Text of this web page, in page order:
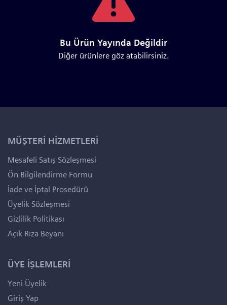
Bu Ürün Yayında Değildir
Diğer ürünlere göz atabilirsiniz.
MÜŞTERİ HİZMETLERİ
Mesafeli Satış Sözleşmesi
Ön Bilgilendirme Formu
İade ve İptal Prosedürü
Üyelik Sözleşmesi
Gizlilik Politikası
Açık Rıza Beyanı
ÜYE İŞLEMLERİ
Yeni Üyelik
Giriş Yap